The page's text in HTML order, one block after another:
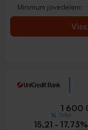
Minimum jövedelem:
1 600
15,21 - 17,73%